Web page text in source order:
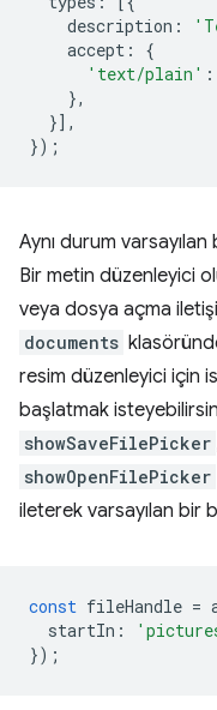
description :
accept :
{
'text/plain' :
},
}],
});
Aynı durum
Bir metin düzenleyici
veya dosya açma
documents
resim düzenleyici için
başlatmak
showSaveFilePicker
showOpenFilePicker
ileterek varsayılan bir
const fileHandle =
startIn :
});